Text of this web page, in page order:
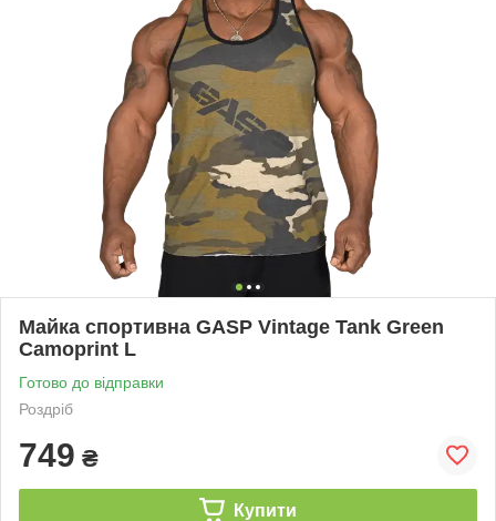
Майка спортивна GASP Vintage Tank Green
Camoprint L
Готово до відправки
Роздріб
749 ₴
Купити